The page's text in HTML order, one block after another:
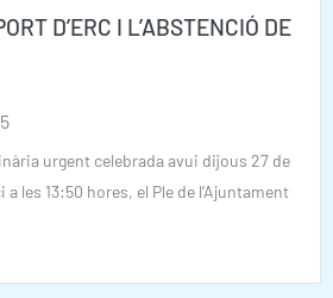
D’ERC I L’ABSTENCIÓ DE
urgent celebrada avui dijous 27 de
les 13:50 hores, el Ple de l’Ajuntament